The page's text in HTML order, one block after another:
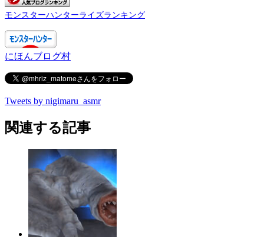
モンスターハンターライズランキング
にほんブログ村
Tweets by nigimaru_asmr
関連する記事